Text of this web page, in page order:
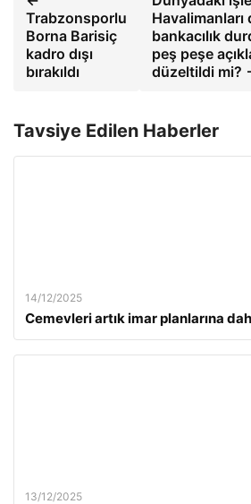
Trabzonsporlu
Borna Barisiç
kadro dışı
bırakıldı
Havalimanları
bankacılık
peş peşe
düzeltildi mi?
Tavsiye Edilen Haberler
14/12/2025
Cemevleri artık imar planlarına
13/12/2025